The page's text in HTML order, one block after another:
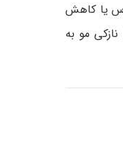
یا کاهش
مو به